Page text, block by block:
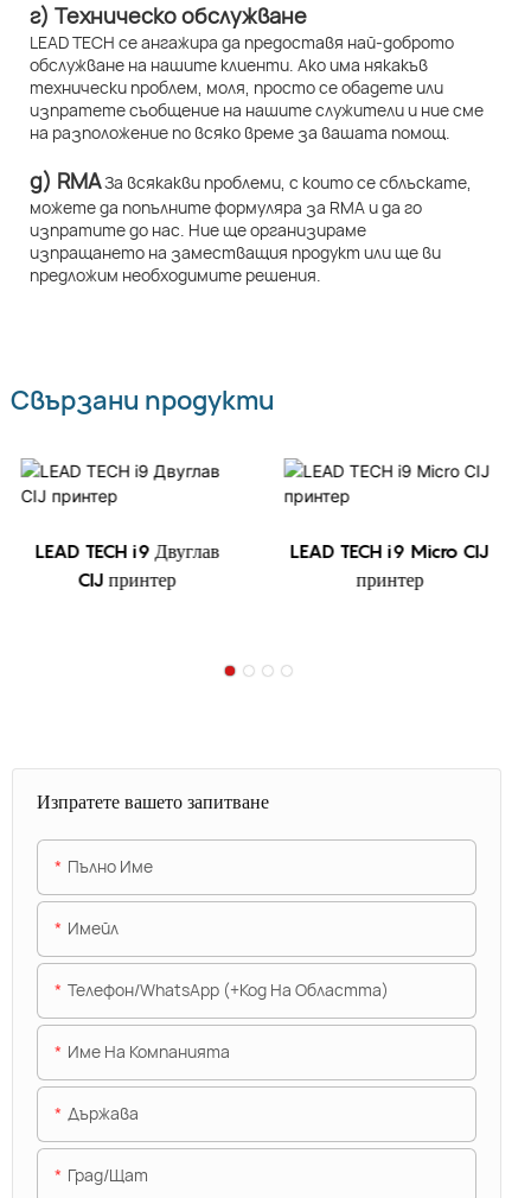
г) Техническо обслужване
LEAD TECH се ангажира да предоставя най-доброто
обслужване на нашите клиенти. Ако има някакъв
технически проблем, моля, просто се обадете или
изпратете съобщение на нашите служители и ние сме
на разположение по всяко време за вашата помощ.
д) RMAЗа всякакви проблеми, с които се сблъскате,
можете да попълните формуляра за RMA и да го
изпратите до нас. Ние ще организираме
изпращането на заместващия продукт или ще ви
предложим необходимите решения.
Свързани продукти
LEAD TECH i9 Двуглав
CIJ принтер
LEAD TECH i9 Micro CIJ
принтер
Изпратете вашето запитване
Пълно Име
Имейл
Телефон/WhatsApp (+Код На Областта)
Име На Компанията
Държава
Град/щат